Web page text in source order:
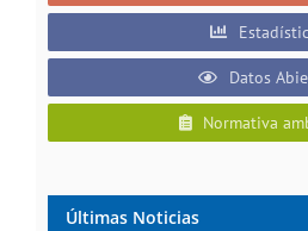
Datos
Normativa
Últimas Noticias